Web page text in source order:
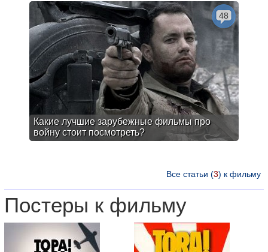
Какие лучшие зарубежные фильмы про
войну стоит посмотреть?
48
Все статьи (3) к фильму
Постеры к фильму